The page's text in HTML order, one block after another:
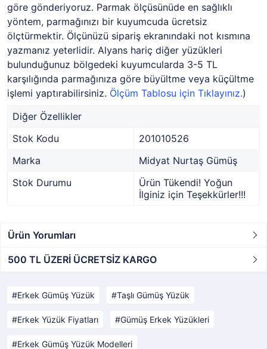
göre gönderiyoruz. Parmak ölçüsünüde en sağlıklı
yöntem, parmağınızı bir kuyumcuda ücretsiz
ölçtürmektir. Ölçünüzü sipariş ekranındaki not kısmına
yazmanız yeterlidir. Alyans hariç diğer yüzükleri
bulunduğunuz bölgedeki kuyumcularda 3-5 TL
karşılığında parmağınıza göre büyültme veya küçültme
işlemi yaptırabilirsiniz. Ölçüm Tablosu için Tıklayınız.)
Diğer Özellikler
Stok Kodu
201010526
Marka
Midyat Nurtaş Gümüş
Stok Durumu
Ürün Tükendi! Yoğun
İlginiz için Teşekkürler!!!
Ürün Yorumları
500 TL ÜZERİ ÜCRETSİZ KARGO
Erkek Gümüş Yüzük Taşlı Gümüş Yüzük
Erkek Yüzük Fiyatları Gümüş Erkek Yüzükleri
Erkek Gümüş Yüzük Modelleri